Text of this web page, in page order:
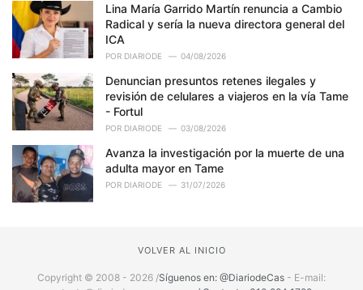
Lina María Garrido Martín renuncia a Cambio
Radical y sería la nueva directora general del
ICA
POR DIARIODE 04/08/2026
Denuncian presuntos retenes ilegales y
revisión de celulares a viajeros en la vía Tame
- Fortul
POR DIARIODE 03/08/2026
Avanza la investigación por la muerte de una
adulta mayor en Tame
POR DIARIODE 31/07/2026
VOLVER AL INICIO
Copyright © 2008 - 2026 /Síguenos en: @DiariodeCas - E-mail: